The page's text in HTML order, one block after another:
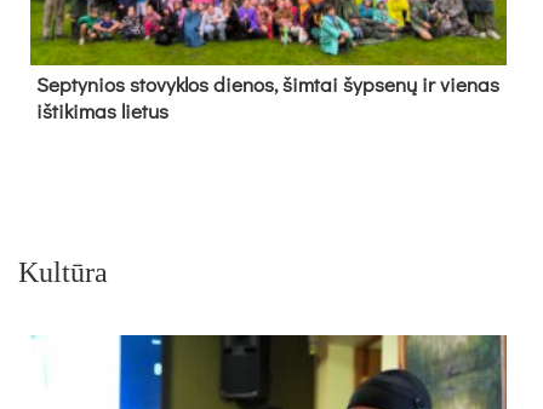
Sep­ty­nios sto­vyk­los die­nos, šim­tai šyp­se­nų ir vie­nas
iš­ti­ki­mas lie­tus
Kultūra